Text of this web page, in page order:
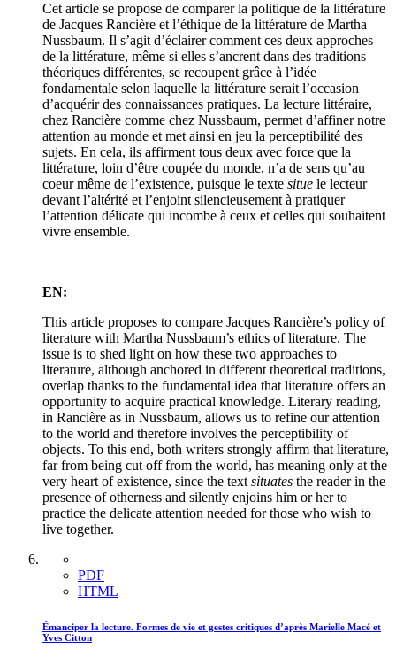
Cet article se propose de comparer la politique de la littérature
de Jacques Rancière et l’éthique de la littérature de Martha
Nussbaum. Il s’agit d’éclairer comment ces deux approches
de la littérature, même si elles s’ancrent dans des traditions
théoriques différentes, se recoupent grâce à l’idée
fondamentale selon laquelle la littérature serait l’occasion
d’acquérir des connaissances pratiques. La lecture littéraire,
chez Rancière comme chez Nussbaum, permet d’affiner notre
attention au monde et met ainsi en jeu la perceptibilité des
sujets. En cela, ils affirment tous deux avec force que la
littérature, loin d’être coupée du monde, n’a de sens qu’au
coeur même de l’existence, puisque le texte situe le lecteur
devant l’altérité et l’enjoint silencieusement à pratiquer
l’attention délicate qui incombe à ceux et celles qui souhaitent
vivre ensemble.
EN:
This article proposes to compare Jacques Rancière’s policy of
literature with Martha Nussbaum’s ethics of literature. The
issue is to shed light on how these two approaches to
literature, although anchored in different theoretical traditions,
overlap thanks to the fundamental idea that literature offers an
opportunity to acquire practical knowledge. Literary reading,
in Rancière as in Nussbaum, allows us to refine our attention
to the world and therefore involves the perceptibility of
objects. To this end, both writers strongly affirm that literature,
far from being cut off from the world, has meaning only at the
very heart of existence, since the text situates the reader in the
presence of otherness and silently enjoins him or her to
practice the delicate attention needed for those who wish to
live together.
PDF
HTML
Émanciper la lecture. Formes de vie et gestes critiques d’après Marielle Macé et
Yves Citton